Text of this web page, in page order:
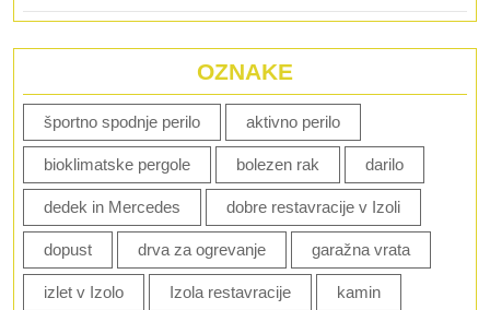
OZNAKE
športno spodnje perilo aktivno perilo
bioklimatske pergole bolezen rak darilo
dedek in Mercedes dobre restavracije v Izoli
dopust drva za ogrevanje garažna vrata
izlet v Izolo Izola restavracije kamin